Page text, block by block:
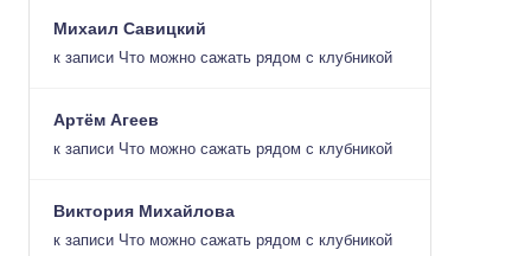
Михаил Савицкий
к записи Что можно сажать рядом с клубникой
Артём Агеев
к записи Что можно сажать рядом с клубникой
Виктория Михайлова
к записи Что можно сажать рядом с клубникой